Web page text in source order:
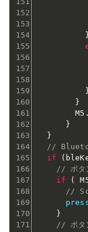
}
        M5
.
}
}
//
if
(
// ボタ
if
(
//
}
// ボタ